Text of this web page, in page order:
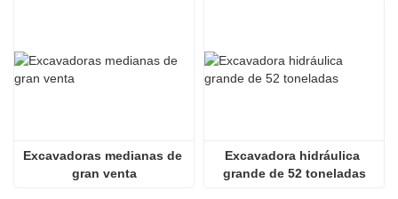
Excavadoras medianas de
gran venta
Excavadora hidráulica
grande de 52 toneladas